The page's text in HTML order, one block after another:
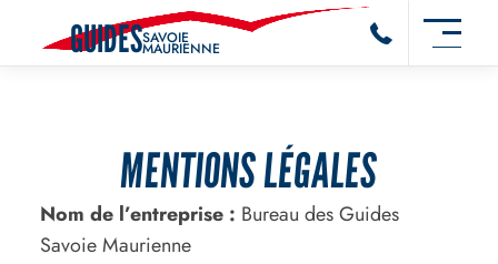
GUIDESSAVOIE
MAURIENNE
MENTIONS LÉGALES
Nom de l’entreprise : Bureau des Guides
Savoie Maurienne